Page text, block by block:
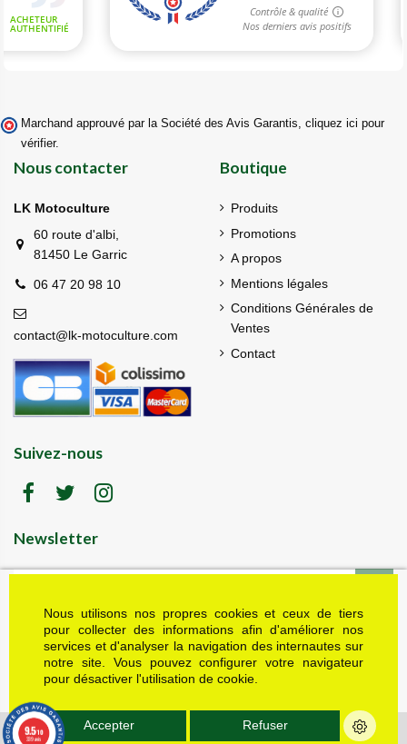
Nous utilisons nos propres cookies et ceux de tiers
pour collecter des informations afin d'améliorer nos
services et d'analyser la navigation des internautes sur
notre site. Vous pouvez configurer votre navigateur
pour désactiver l'utilisation de cookie.
Accepter Refuser
Marchand approuvé par la Société des Avis Garantis, cliquez ici pour
vérifier.
Nous contacter
LK Motoculture
60 route d'albi,
81450 Le Garric
06 47 20 98 10
contact@lk-motoculture.com
Boutique
Produits
Promotions
A propos
Mentions légales
Conditions Générales de
Ventes
Contact
Suivez-nous
Newsletter
LK motoculture vous offre 5% en cadeau de
bienvenue (code de réduction reçu dans le mail
de confirmation envoyé à l'adresse email fournie).
Vous pouvez vous désinscrire à tout moment.
Plus d'informations dans nos mentions légales
J'accepte les conditions générales et la politique de confidentialité
© Tous droits réservés - LK Motoculture - 2022 - Réalisations : Multimed
9.5/10
339 avis